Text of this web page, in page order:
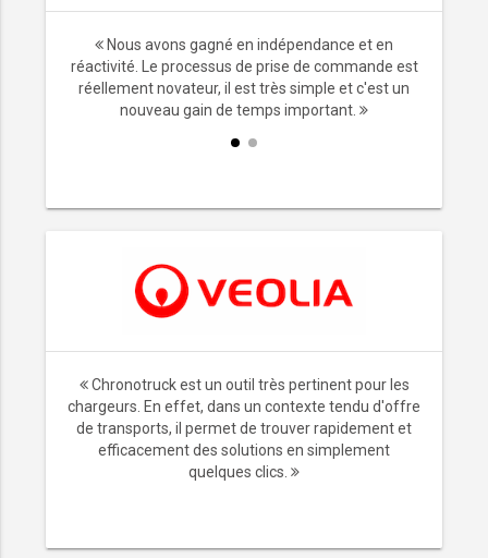
Nous avons gagné en indépendance et en
réactivité. Le processus de prise de commande est
réellement novateur, il est très simple et c'est un
nouveau gain de temps important.
Chronotruck est un outil très pertinent pour les
chargeurs. En effet, dans un contexte tendu d'offre
de transports, il permet de trouver rapidement et
efficacement des solutions en simplement
quelques clics.